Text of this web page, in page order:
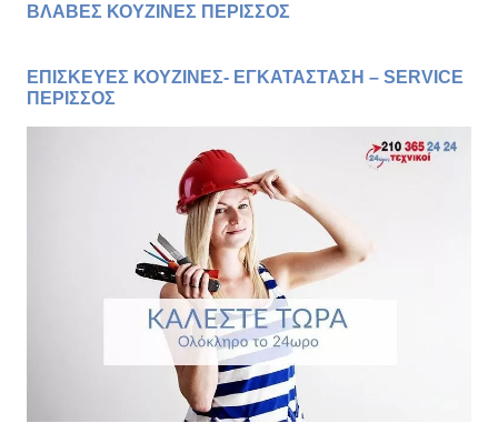
ΒΛΑΒΕΣ ΚΟΥΖΙΝΕΣ ΠΕΡΙΣΣΟΣ
ΕΠΙΣΚΕΥΕΣ ΚΟΥΖΙΝΕΣ- ΕΓΚΑΤΑΣΤΑΣΗ – SERVICE
ΠΕΡΙΣΣΟΣ